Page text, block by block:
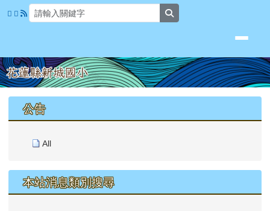
跳至主內容區
花蓮縣新城國小
上中區域內容
公告
All
本站消息類別搜尋
頁尾區域